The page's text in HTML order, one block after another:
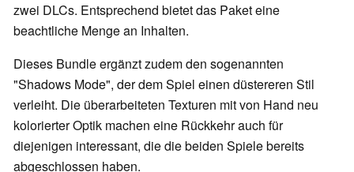
zwei DLCs. Entsprechend bietet das Paket eine
beachtliche Menge an Inhalten.
Dieses Bundle ergänzt zudem den sogenannten
"Shadows Mode", der dem Spiel einen düstereren Stil
verleiht. Die überarbeiteten Texturen mit von Hand neu
kolorierter Optik machen eine Rückkehr auch für
diejenigen interessant, die die beiden Spiele bereits
abgeschlossen haben.